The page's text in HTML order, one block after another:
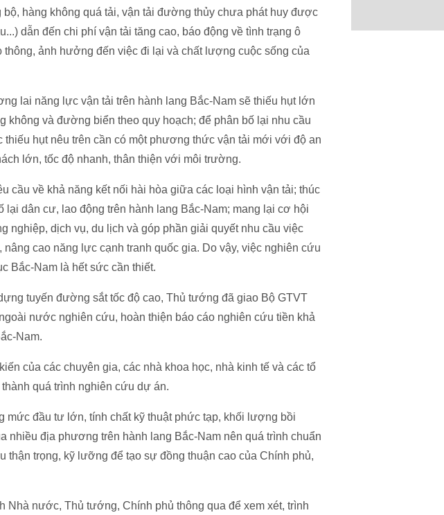
hàng không quá tải, vận tải đường thủy chưa phát huy được
dẫn đến chi phí vận tải tăng cao, báo động về tình trạng ô
ảnh hưởng đến việc đi lại và chất lượng cuộc sống của
lai năng lực vận tải trên hành lang Bắc-Nam sẽ thiếu hụt lớn
không và đường biển theo quy hoạch; để phân bố lại nhu cầu
thiếu hụt nêu trên cần có một phương thức vận tải mới với độ an
lớn, tốc độ nhanh, thân thiện với môi trường.
cầu về khả năng kết nối hài hòa giữa các loại hình vận tải; thúc
lại dân cư, lao động trên hành lang Bắc-Nam; mang lại cơ hội
nghiệp, dịch vụ, du lịch và góp phần giải quyết nhu cầu việc
nâng cao năng lực cạnh tranh quốc gia. Do vậy, việc nghiên cứu
Bắc-Nam là hết sức cần thiết.
tuyến đường sắt tốc độ cao, Thủ tướng đã giao Bộ GTVT
nước nghiên cứu, hoàn thiện báo cáo nghiên cứu tiền khả
Nam.
của các chuyên gia, các nhà khoa học, nhà kinh tế và các tổ
quá trình nghiên cứu dự án.
mức đầu tư lớn, tính chất kỹ thuật phức tạp, khối lượng bồi
nhiều địa phương trên hành lang Bắc-Nam nên quá trình chuẩn
trọng, kỹ lưỡng để tạo sự đồng thuận cao của Chính phủ,
Nhà nước, Thủ tướng, Chính phủ thông qua để xem xét, trình